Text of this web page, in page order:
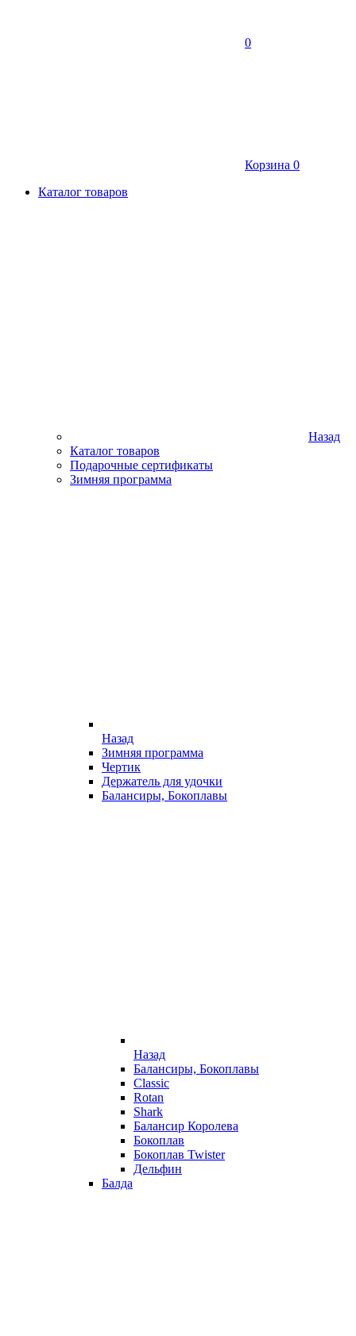
0
Корзина 0
Каталог товаров
Назад
Каталог товаров
Подарочные сертификаты
Зимняя программа
Назад
Зимняя программа
Чертик
Держатель для удочки
Балансиры, Бокоплавы
Назад
Балансиры, Бокоплавы
Classic
Rotan
Shark
Балансир Королева
Бокоплав
Бокоплав Twister
Дельфин
Балда